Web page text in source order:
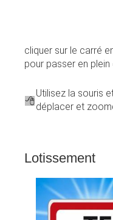
cliquer sur le carré
pour passer en plein
Utilisez la souris
déplacer et
Lotissement